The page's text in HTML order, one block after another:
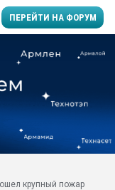
ПЕРЕЙТИ НА ФОРУМ
производство SPC
заводу пластмасс"
крупный пожар